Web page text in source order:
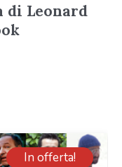
di Leonard
In offerta!